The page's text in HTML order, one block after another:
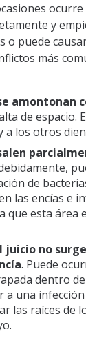
y
o puede
más
amontonan
de espacio.
a los otros
de
las encías e
que esta área
juicio no
. Puede
dentro
a una
las raíces de